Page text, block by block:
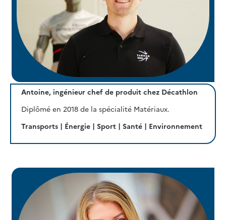
Antoine, ingénieur chef de produit chez Décathlon
Diplômé en 2018 de la spécialité Matériaux.
Transports | Énergie | Sport | Santé | Environnement